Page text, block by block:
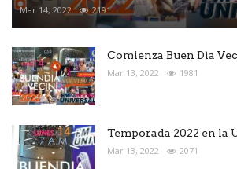
Mar 14, 2022 2191
Comienza Buen Dìa
Mar 13, 2022 1981
Temporada 2022 en la
Mar 13, 2022 2071